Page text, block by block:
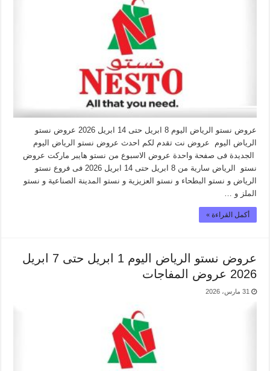
عروض نستو الرياض اليوم 8 ابريل حتى 14 ابريل 2026 عروض نستو
الرياض اليوم عروض نت تقدم لكم احدث عروض نستو الرياض اليوم
الجديدة فى صفحة واحدة عروض الاسبوع من نستو هايبر ماركت عروض
نستو الرياض سارية من 8 ابريل حتى 14 ابريل 2026 فى فروع نستو
الرياض و نستو البطحاء و نستو العزيزية و نستو المدينة الصناعية و نستو
الملز و …
أكمل القراءة »
عروض نستو الرياض اليوم 1 ابريل حتى 7 ابريل
2026 عروض المفاجات
31 مارس، 2026